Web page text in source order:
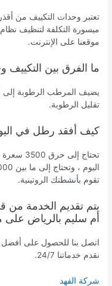
تعتبر وحدات التكييف من
ميسورة التكلفة لتنظيف
موقعنا على الإنترنت.
ما الفرق بين التكييف
يضيف المرطب الرطوبة إلى
تقليل الرطوبة.
كيف أفقد رطل في
تحتاج
تقوم بأنشطتك الروتينية.
يتم تقديم الخدمة
أم سليم بالرياض على مدار 24 ساعة دون
اتصل بنا للحصول على
نقدم خدماتنا 24/7.
شركة الفهد